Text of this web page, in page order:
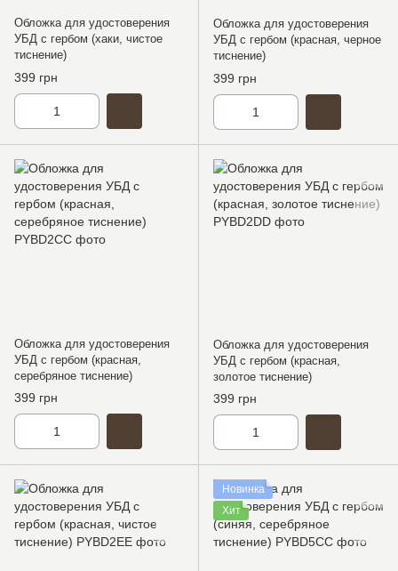
Обложка для удостоверения
УБД с гербом (хаки, чистое
тиснение)
399 грн
Обложка для удостоверения
УБД с гербом (красная, черное
тиснение)
399 грн
Обложка для удостоверения
УБД с гербом (красная,
серебряное тиснение)
399 грн
Обложка для удостоверения
УБД с гербом (красная,
золотое тиснение)
399 грн
Новинка
Хит